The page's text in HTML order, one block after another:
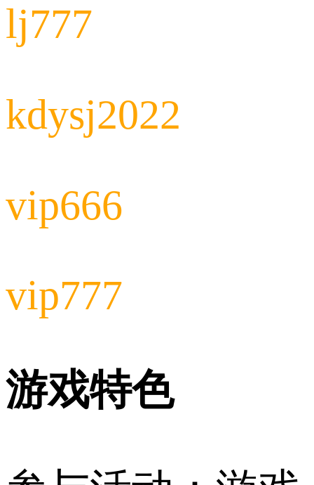
lj777
kdysj2022
vip666
vip777
游戏特色